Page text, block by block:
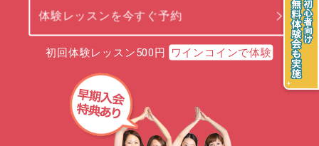
体験レッスンを今すぐ予約
初回体験レッスン500円 ワインコインで体験